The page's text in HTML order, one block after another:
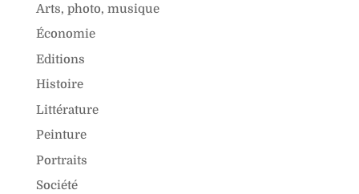
Arts, photo, musique
Économie
Editions
Histoire
Littérature
Peinture
Portraits
Société